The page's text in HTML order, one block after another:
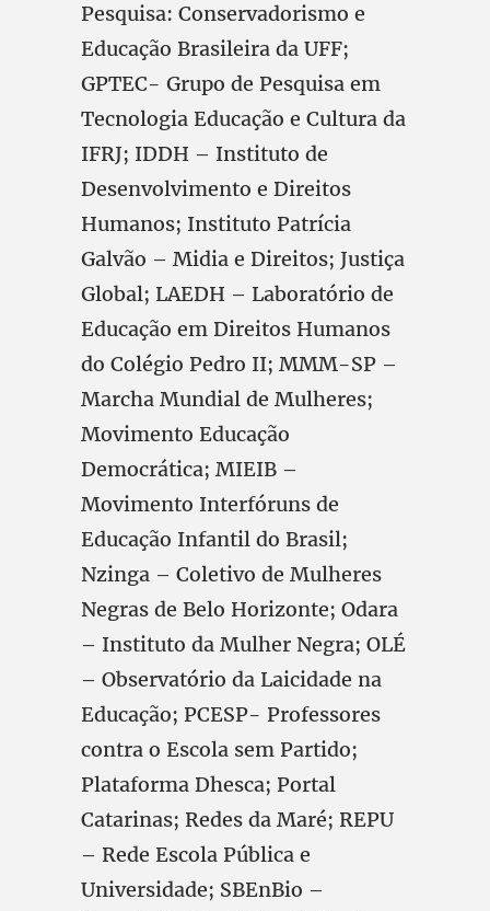
Pesquisa: Conservadorismo e
Educação Brasileira da UFF;
GPTEC- Grupo de Pesquisa em
Tecnologia Educação e Cultura da
IFRJ; IDDH – Instituto de
Desenvolvimento e Direitos
Humanos; Instituto Patrícia
Galvão – Midia e Direitos; Justiça
Global; LAEDH – Laboratório de
Educação em Direitos Humanos
do Colégio Pedro II; MMM-SP –
Marcha Mundial de Mulheres;
Movimento Educação
Democrática; MIEIB –
Movimento Interfóruns de
Educação Infantil do Brasil;
Nzinga – Coletivo de Mulheres
Negras de Belo Horizonte; Odara
– Instituto da Mulher Negra; OLÉ
– Observatório da Laicidade na
Educação; PCESP- Professores
contra o Escola sem Partido;
Plataforma Dhesca; Portal
Catarinas; Redes da Maré; REPU
– Rede Escola Pública e
Universidade; SBEnBio –